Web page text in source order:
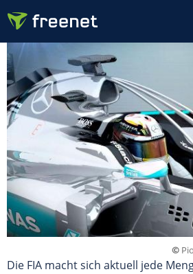
©
Die FIA macht sich aktuell jede